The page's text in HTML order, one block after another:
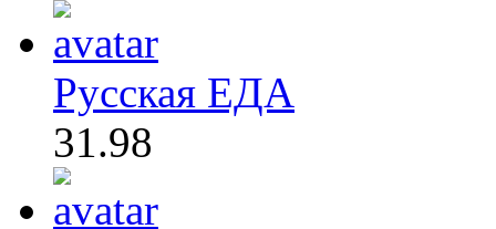
Русская ЕДА
31.98